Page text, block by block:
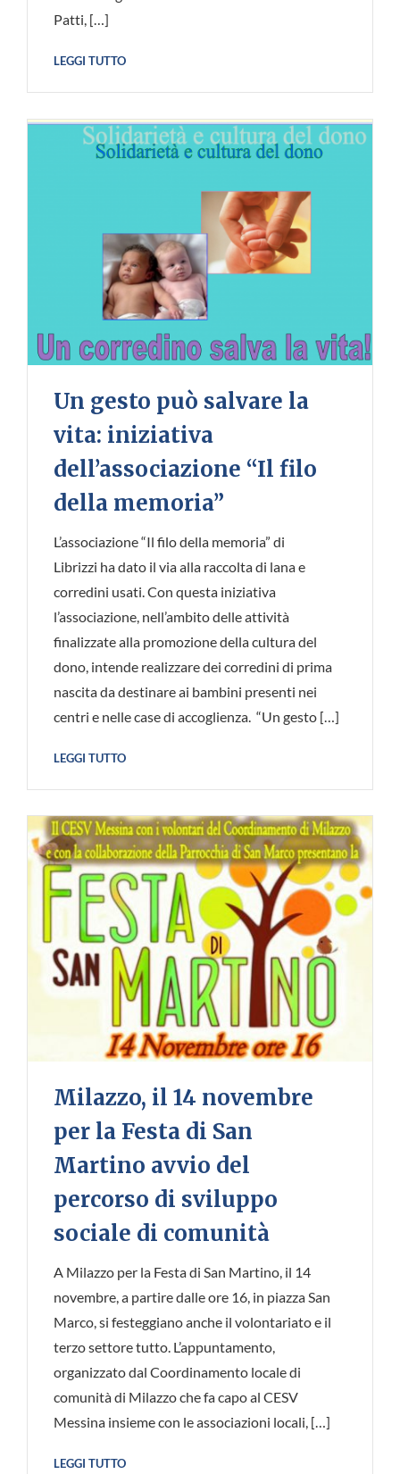
Patti, […]
LEGGI TUTTO
Un gesto può salvare la
vita: iniziativa
dell’associazione “Il filo
della memoria”
L’associazione “Il filo della memoria” di
Librizzi ha dato il via alla raccolta di lana e
corredini usati. Con questa iniziativa
l’associazione, nell’ambito delle attività
finalizzate alla promozione della cultura del
dono, intende realizzare dei corredini di prima
nascita da destinare ai bambini presenti nei
centri e nelle case di accoglienza. “Un gesto […]
LEGGI TUTTO
Milazzo, il 14 novembre
per la Festa di San
Martino avvio del
percorso di sviluppo
sociale di comunità
A Milazzo per la Festa di San Martino, il 14
novembre, a partire dalle ore 16, in piazza San
Marco, si festeggiano anche il volontariato e il
terzo settore tutto. L’appuntamento,
organizzato dal Coordinamento locale di
comunità di Milazzo che fa capo al CESV
Messina insieme con le associazioni locali, […]
LEGGI TUTTO